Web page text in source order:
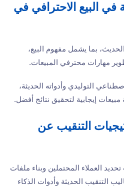
في البيع الاحترافي في
بما يشمل مفهوم البيع،
مهارات محترفي المبيعات.
التوليدي وأدواته الحديثة،
مبيعات إيجابية لتحقيق نتائج أفضل.
التنقيب عن
العملاء المحتملين وبناء ملفات
التنقيب الحديثة وأدوات الذكاء